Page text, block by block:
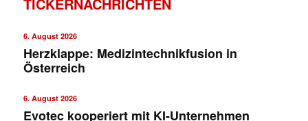
6. August 2026
Herzklappe: Medizintechnikfusion in
Österreich
6. August 2026
Evotec kooperiert mit KI-Unternehmen